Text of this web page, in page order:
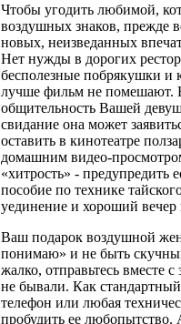
Чтобы угодить любимой,
воздушных знаков, прежде
новых, неизведанных
Нет нужды в дорогих
бесполезные побрякушки и
лучше фильм не помешают.
общительность Вашей
свидание она может
оставить в кинотеатре
домашним видео-
«хитрость» - предупредить
пособие по технике
уединение и хороший вечер
Ваш подарок воздушной
понимаю» и не быть
жалко, отправьтесь вместе
не бывали. Как
телефон или любая
пробудить ее